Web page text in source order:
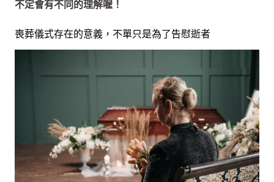
不定會有不同的理解喔！
喪葬儀式存在的意義，不單只是為了告慰逝者